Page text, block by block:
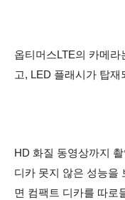
옵티머스LTE의 카메
고, LED 플래시가 탑재
HD 화질 동영상까지
디카 못지 않은 성능을
면 컴팩트 디카를 따로